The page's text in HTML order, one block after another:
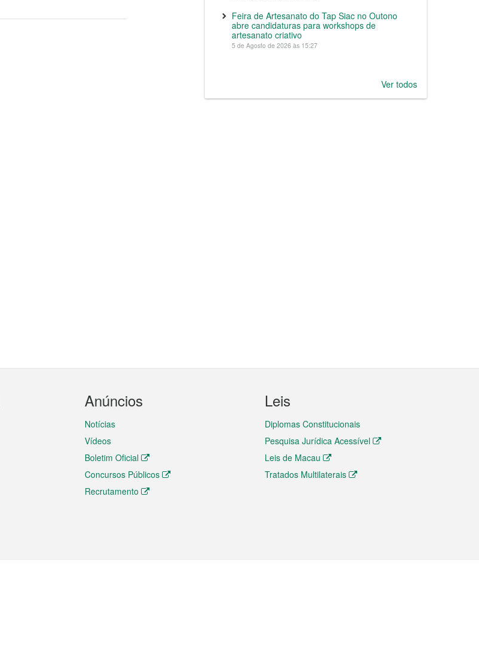
Feira de Artesanato do Tap Siac no Outono
abre candidaturas para workshops de
artesanato criativo
5 de Agosto de 2026 às 15:27
Ver todos
Anúncios
Notícias
Vídeos
Boletim Oficial
Concursos Públicos
Recrutamento
Leis
Diplomas Constitucionais
Pesquisa Jurídica Acessível
Leis de Macau
Tratados Multilaterais